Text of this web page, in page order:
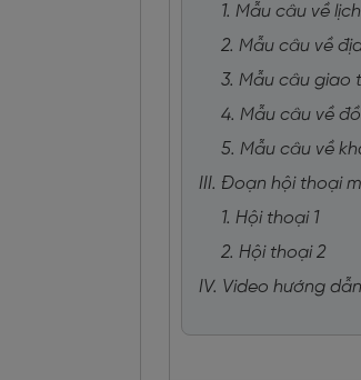
1. Mẫu câu về
2. Mẫu câu về
3. Mẫu câu giao
4. Mẫu câu về
5. Mẫu câu về
III. Đoạn hội thoại
1. Hội thoại 1
2. Hội thoại 2
IV. Video hướng